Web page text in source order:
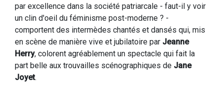
par excellence dans la société patriarcale - faut-il y voir
un clin d'oeil du féminisme post-moderne ? -
comportent des intermèdes chantés et dansés qui, mis
en scène de manière vive et jubilatoire par Jeanne
Herry, colorent agréablement un spectacle qui fait la
part belle aux trouvailles scénographiques de Jane
Joyet.